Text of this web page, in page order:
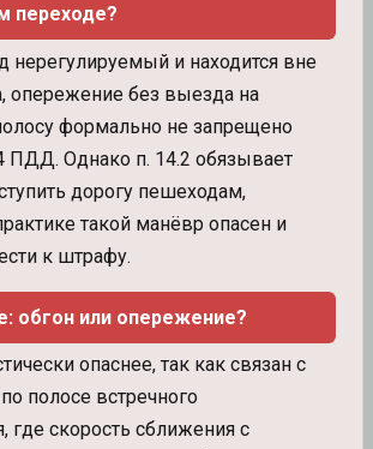
переходе?
нерегулируемый и находится вне
опережение без выезда на
формально не запрещено
ПДД. Однако п. 14.2 обязывает
дорогу пешеходам,
такой манёвр опасен и
к штрафу.
обгон или опережение?
опаснее, так как связан с
полосе встречного
где скорость сближения с